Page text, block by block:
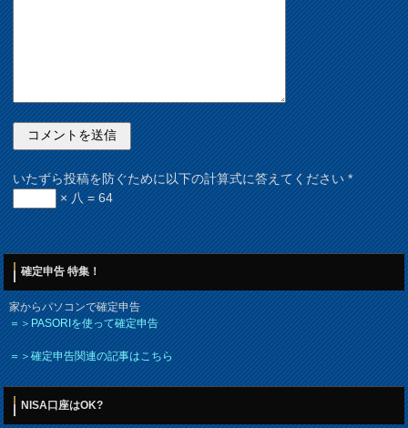
いたずら投稿を防ぐために以下の計算式に答えてください*
× 八 = 64
確定申告 特集！
家からパソコンで確定申告
＝＞PASORIを使って確定申告
＝＞確定申告関連の記事はこちら
NISA口座はOK?